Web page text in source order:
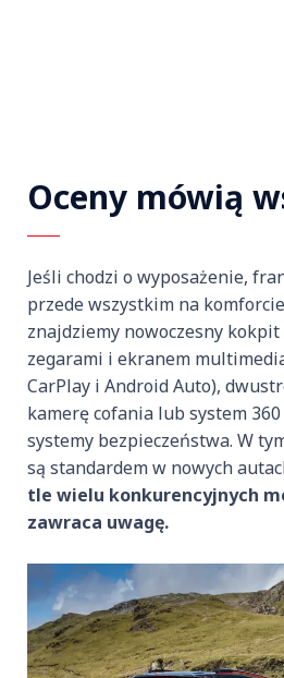
Oceny mówią
Jeśli chodzi o wyposażenie,
przede wszystkim na
znajdziemy nowoczesny
zegarami i ekranem
CarPlay i Android Auto),
kamerę cofania lub system
systemy bezpieczeństwa. W
są standardem w nowych
tle wielu konkurencyjnych
zawraca uwagę.